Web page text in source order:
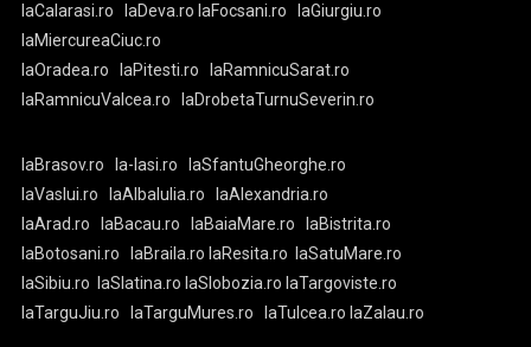
laCalarasi.ro
laDeva.ro laFocsani.ro
laGiurgiu.ro
laMiercureaCiuc.ro
laOradea.ro
laPitesti.ro
laRamnicuSarat.ro
laRamnicuValcea.ro
laDrobetaTurnuSeverin.ro
laBrasov.ro la-Iasi.ro
laSfantuGheorghe.ro
laVaslui.ro
laAlbaIulia.ro
laAlexandria.ro
laArad.ro
laBacau.ro laBaiaMare.ro
laBistrita.ro
laBotosani.ro
laBraila.ro laResita.ro
laSatuMare.ro
laSibiu.ro
laSlatina.ro laSlobozia.ro laTargoviste.ro
laTarguJiu.ro
laTarguMures.ro laTulcea.ro laZalau.ro